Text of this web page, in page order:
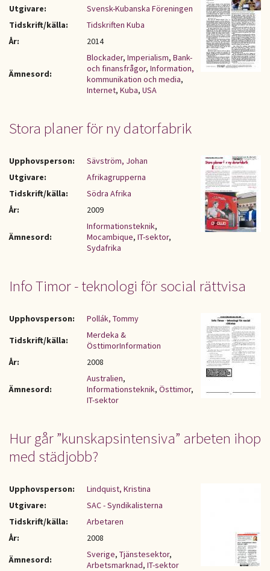
Utgivare:
Svensk-Kubanska Föreningen
Tidskrift/källa:
Tidskriften Kuba
År:
2014
Ämnesord:
Blockader, Imperialism, Bank-
och finansfrågor, Information,
kommunikation och media,
Internet, Kuba, USA
Stora planer för ny datorfabrik
Upphovsperson:
Sävström, Johan
Utgivare:
Afrikagrupperna
Tidskrift/källa:
Södra Afrika
År:
2009
Ämnesord:
Informationsteknik,
Mocambique, IT-sektor,
Sydafrika
Info Timor - teknologi för social rättvisa
Upphovsperson:
Pollák, Tommy
Tidskrift/källa:
Merdeka &
ÖsttimorInformation
År:
2008
Ämnesord:
Australien,
Informationsteknik, Östtimor,
IT-sektor
Hur går ”kunskapsintensiva” arbeten ihop
med städjobb?
Upphovsperson:
Lindquist, Kristina
Utgivare:
SAC - Syndikalisterna
Tidskrift/källa:
Arbetaren
År:
2008
Ämnesord:
Sverige, Tjänstesektor,
Arbetsmarknad, IT-sektor